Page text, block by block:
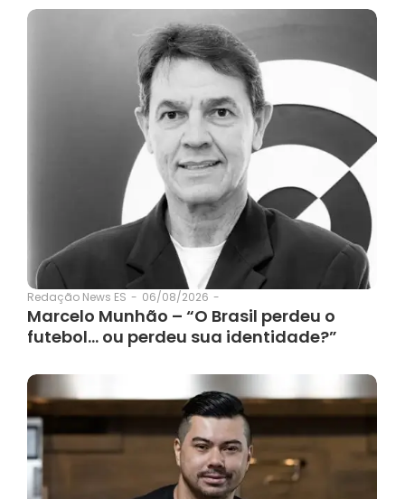
Redação News ES - 06/08/2026 -
Marcelo Munhão – “O Brasil perdeu o
futebol… ou perdeu sua identidade?”